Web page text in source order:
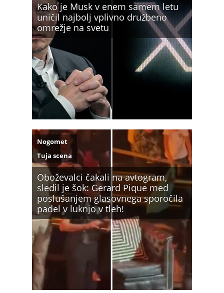
Kako je Musk v enem samem letu
uničil najbolj vplivno družbeno
omrežje na svetu
Oboževalci čakali na avtogram,
sledil je šok: Gerard Pique med
poslušanjem glasovnega sporočila
padel v luknjo v tleh!
Nogomet
Tuja scena